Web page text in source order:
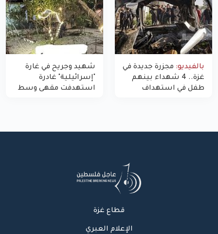
بالفيديو: مجزرة جديدة في
غزة.. 4 شهداء بينهم
طفل في استهداف
شهيد وجريح في غارة
"إسرائيلية" غادرة
استهدفت مقهى وسط
قطاع غزة
الإعلام العبري